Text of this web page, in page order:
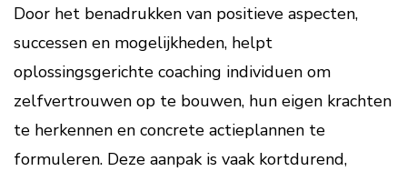
Door het benadrukken van positieve aspecten,
successen en mogelijkheden, helpt
oplossingsgerichte coaching individuen om
zelfvertrouwen op te bouwen, hun eigen krachten
te herkennen en concrete actieplannen te
formuleren. Deze aanpak is vaak kortdurend,